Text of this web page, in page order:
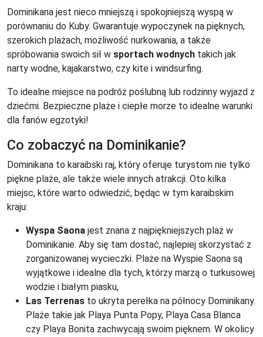
Dominikana jest nieco mniejszą i spokojniejszą wyspą w
porównaniu do Kuby. Gwarantuje wypoczynek na pięknych,
szerokich plażach, możliwość nurkowania, a także
spróbowania swoich sił w sportach wodnych takich jak
narty wodne, kajakarstwo, czy kite i windsurfing.
To idealne miejsce na podróż poślubną lub rodzinny wyjazd z
dziećmi. Bezpieczne plaże i ciepłe morze to idealne warunki
dla fanów egzotyki!
Co zobaczyć na Dominikanie?
Dominikana to karaibski raj, który oferuje turystom nie tylko
piękne plaże, ale także wiele innych atrakcji. Oto kilka
miejsc, które warto odwiedzić, będąc w tym karaibskim
kraju:
Wyspa Saona jest znana z najpiękniejszych plaż w
Dominikanie. Aby się tam dostać, najlepiej skorzystać z
zorganizowanej wycieczki. Plaże na Wyspie Saona są
wyjątkowe i idealne dla tych, którzy marzą o turkusowej
wodzie i białym piasku,
Las Terrenas to ukryta perełka na północy Dominikany.
Plaże takie jak Playa Punta Popy, Playa Casa Blanca
czy Playa Bonita zachwycają swoim pięknem. W okolicy